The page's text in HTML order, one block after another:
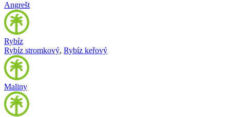
Angrešt
Rybíz
Rybíz stromkový, Rybíz keřový
Maliny